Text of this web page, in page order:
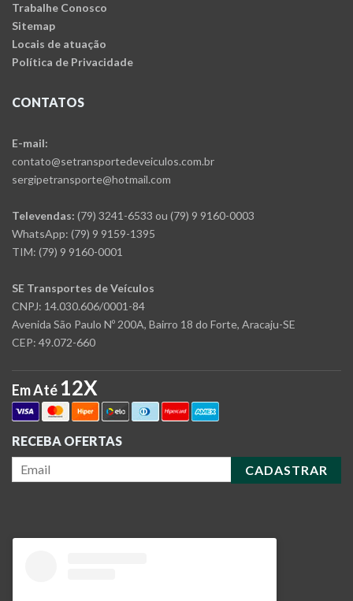
Trabalhe Conosco
Sitemap
Locais de atuação
Política de Privacidade
CONTATOS
E-mail:
contato@setransportedeveiculos.com.br
sergipetransporte@hotmail.com
Televendas: (79) 3241-6533 ou (79) 9 9160-0003
WhatsApp: (79) 9 9159-1395
TIM: (79) 9 9160-0001
SE Transportes de Veículos
CNPJ: 14.030.606/0001-84
Avenida São Paulo Nº 200A, Bairro 18 do Forte, Aracaju-SE
CEP: 49.072-660
Em Até 12X
RECEBA OFERTAS
CADASTRAR